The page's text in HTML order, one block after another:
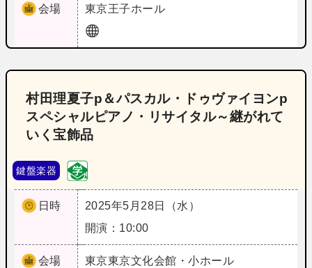
会場 東京王子ホール
村田理夏子p＆パスカル・ドゥヴァイヨンp
スペシャルピアノ・リサイタル～継がれて
いく宝飾品
鍵盤楽器
日時
2025年5月28日（水）
開演：10:00
会場 東京東京文化会館・小ホール